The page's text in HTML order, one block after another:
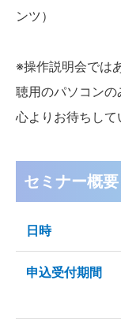
ンツ）
※操作説明会では
聴用のパソコンの
心よりお待ちして
セミナー概要
日時
申込受付期間